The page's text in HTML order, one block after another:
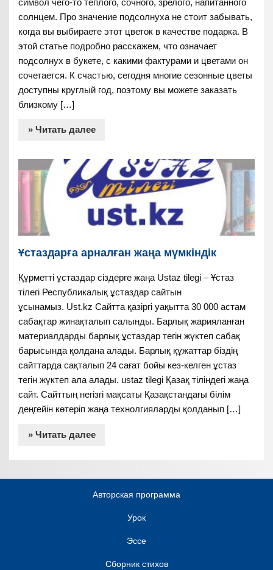
солнцем. Про значение подсолнуха не стоит забывать,
когда вы выбираете этот цветок в качестве подарка. В
этой статье подробно расскажем, что означает
подсолнух в букете, с какими фактурами и цветами он
сочетается. К счастью, сегодня многие сезонные цветы
доступны круглый год, поэтому вы можете заказать
близкому […]
» Читать далее
Ұстаздарға арналған жаңа мүмкіндік
Құрметті ұстаздар сіздерге жаңа Ustaz tilegi – Ұстаз
тілегі Республикалық ұстаздар сайтын
ұсынамыз. Ust.kz Сайтта қазіргі уақытта 30 000 астам
сабақтар жинақталып салынды. Барлық жарияланған
материалдарды барлық ұстаздар тегін жүктеп сабақ
барысында қолдана алады. Барлық құжаттар біздің
сайттарда сақталып 24 сағат бойы кез-келген ұстаз
тегін жүктеп ала алады. ustaz tilegi Қазақ тіліндегі жаңа
сайт. Сайттың негізгі мақсаты Қазақстандағы білім
деңгейін көтеріп жаңа технолгияларды қолданып […]
» Читать далее
Авторская программа
Урок
Эссе
Сборник стихов